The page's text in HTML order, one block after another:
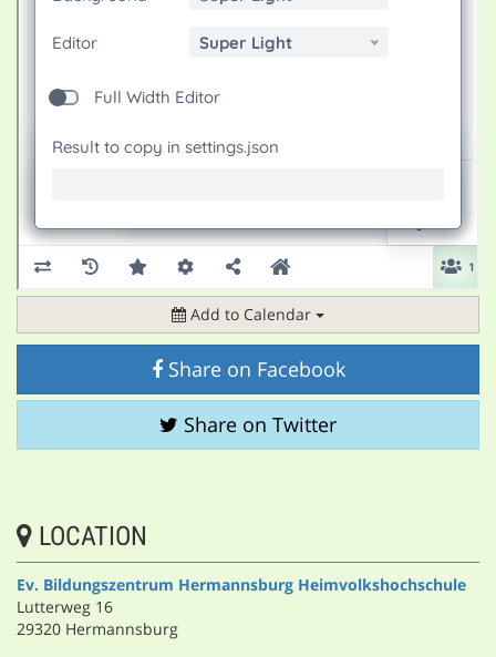
Add to Calendar
Share on Facebook
Share on Twitter
LOCATION
Ev. Bildungszentrum Hermannsburg Heimvolkshochschule
Lutterweg 16
29320 Hermannsburg